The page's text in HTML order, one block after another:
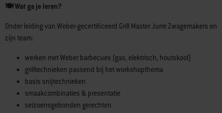
🍽️Wat ga je leren?
Onder leiding van Weber-gecertificeerd Grill Master Jurre Zwagemakers en
zijn team:
werken met Weber barbecues (gas, elektrisch, houtskool)
grilltechnieken passend bij het workshopthema
basis snijtechnieken
smaakcombinaties & presentatie
seizoensgebonden gerechten